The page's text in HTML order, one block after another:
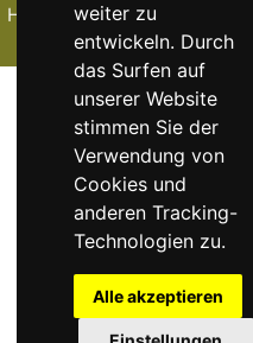
weiter zu
entwickeln. Durch
das Surfen auf
unserer Website
stimmen Sie der
Verwendung von
Cookies und
anderen Tracking-
Technologien zu.
Alle akzeptieren
Haftungsausschluss